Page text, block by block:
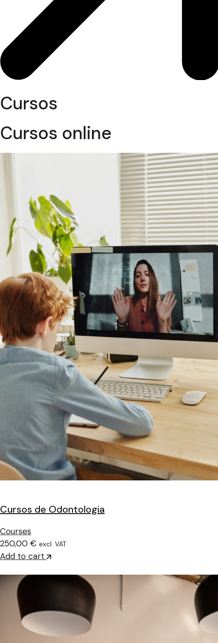
Cursos
Cursos online
Cursos de Odontologia
Courses
250,00 € excl. VAT
Add to cart